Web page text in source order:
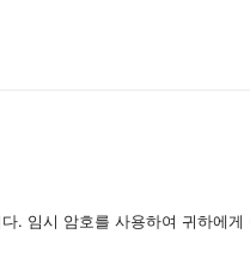
. 임시 암호를 사용하여 귀하에